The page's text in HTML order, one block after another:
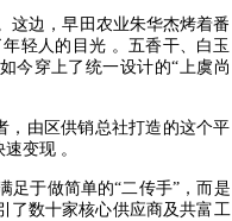
这边，早田农业朱华杰烤着番
轻人的目光 。五香干、白玉
今穿上了统一设计的“上虞尚
由区供销总社打造的这个平
变现 。
足于做简单的“二传手”，而是
了数十家核心供应商及共富工